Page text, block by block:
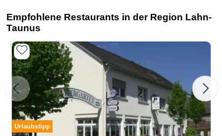
Empfohlene Restaurants in der Region Lahn-
Taunus
Urlaubstipp